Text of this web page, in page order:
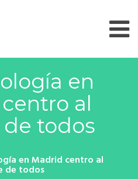
en
al
todos
en Madrid centro al
de todos